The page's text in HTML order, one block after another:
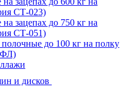
СТ-023)
зацепах до 750 кг на
СТ-051)
до 100 кг на полку
и дисков